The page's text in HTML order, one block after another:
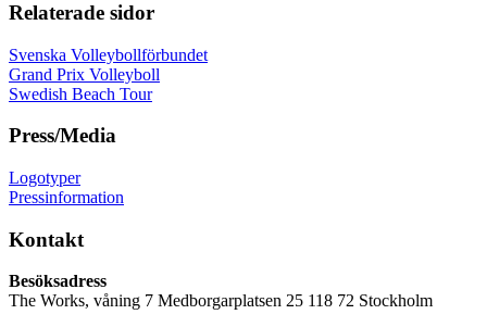
Relaterade sidor
Svenska Volleybollförbundet
Grand Prix Volleyboll
Swedish Beach Tour
Press/Media
Logotyper
Pressinformation
Kontakt
Besöksadress
The Works, våning 7 Medborgarplatsen 25 118 72 Stockholm